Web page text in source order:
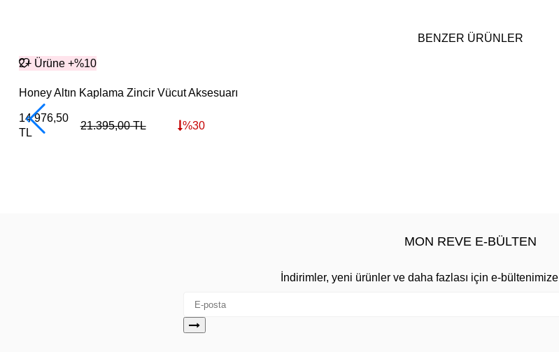
BENZER ÜRÜNLER
2+ Ürüne +%10
Honey Altın Kaplama Zincir Vücut Aksesuarı
14.976,50
TL
21.395,00TL %30
MON REVE E-BÜLTEN
İndirimler, yeni ürünler ve daha fazlası için e-bültenimize